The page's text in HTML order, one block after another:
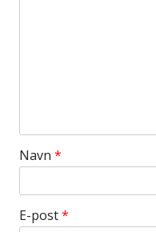
Navn *
E-post*